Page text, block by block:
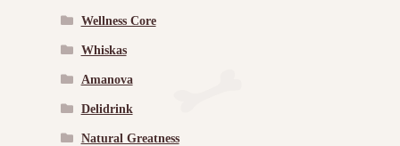
Wellness Core
Whiskas
Amanova
Delidrink
Natural Greatness